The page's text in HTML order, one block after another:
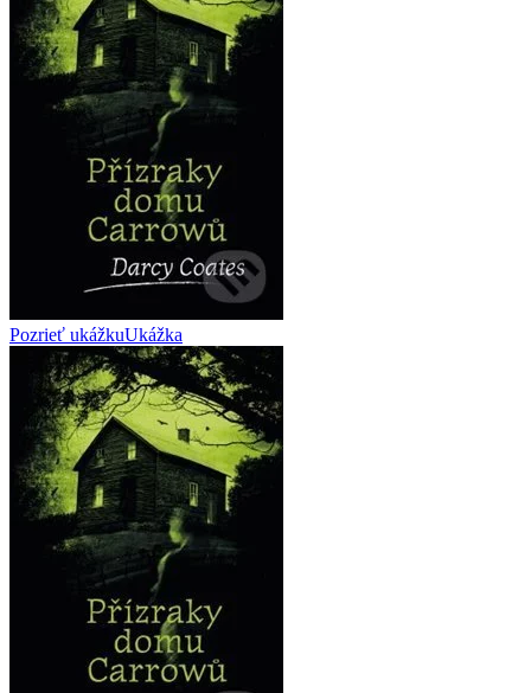
Pozrieť ukážkuUkážka